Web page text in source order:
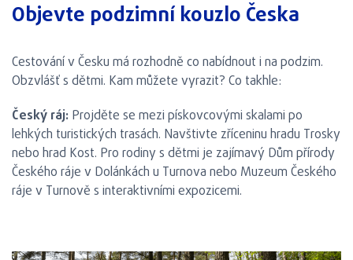
Objevte podzimní kouzlo Česka
Cestování v Česku má rozhodně co nabídnout i na podzim.
Obzvlášť s dětmi. Kam můžete vyrazit? Co takhle:
Český ráj: Projděte se mezi pískovcovými skalami po
lehkých turistických trasách. Navštivte zříceninu hradu Trosky
nebo hrad Kost. Pro rodiny s dětmi je zajímavý Dům přírody
Českého ráje v Dolánkách u Turnova nebo Muzeum Českého
ráje v Turnově s interaktivními expozicemi.